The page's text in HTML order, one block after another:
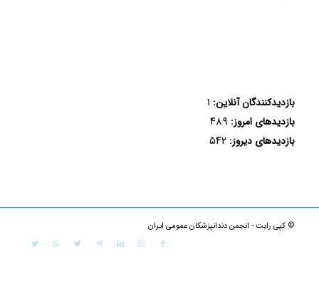
بازدیدکنندگان آنلاین: ۱
بازدیدهای امروز: ۴۸۹
بازدیدهای دیروز: ۵۴۲
© کپی رایت - انجمن دندانپزشکان عمومی ایران